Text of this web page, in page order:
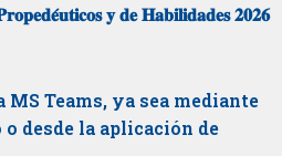
𝐲 𝐝𝐞 𝐇𝐚𝐛𝐢𝐥𝐢𝐝𝐚𝐝𝐞𝐬 𝟐𝟎𝟐𝟔
Teams, ya sea mediante
desde la aplicación de